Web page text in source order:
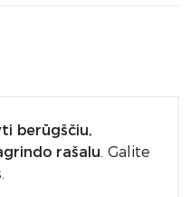
berūgščiu,
rašalu. Galite